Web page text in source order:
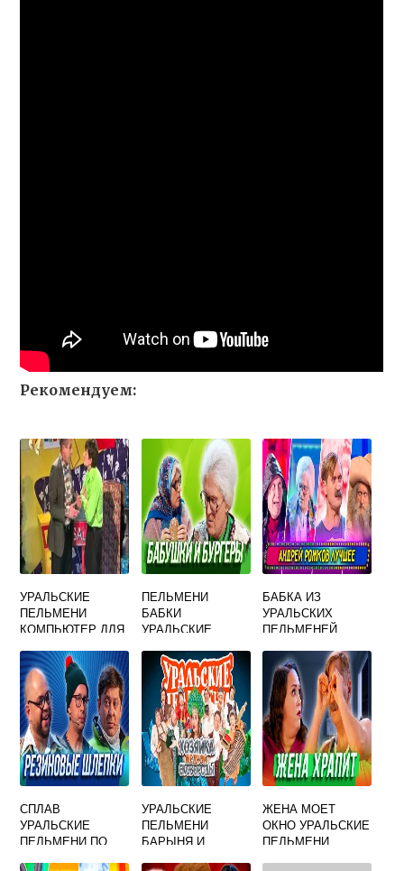
Рекомендуем:
УРАЛЬСКИЕ
ПЕЛЬМЕНИ
КОМПЬЮТЕР ДЛЯ
УЧЕБЕ ВИДЕО
ПЕЛЬМЕНИ
БАБКИ
УРАЛЬСКИЕ
БАБКА ИЗ
УРАЛЬСКИХ
ПЕЛЬМЕНЕЙ
СПЛАВ
УРАЛЬСКИЕ
ПЕЛЬМЕНИ ПО
УРАЛЬСКИЕ
ПЕЛЬМЕНИ
БАРЫНЯ И
ЖЕНА МОЕТ
ОКНО УРАЛЬСКИЕ
ПЕЛЬМЕНИ